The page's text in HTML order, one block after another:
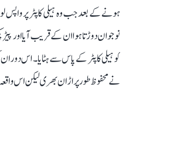
ہونے کے بعد جب وہ ہیلی کاپٹر پر واپس
نوجوان دوڑتا ہوا ان کے قریب آیا اور
کو ہیلی کاپٹر کے پاس سے ہٹایا۔ اس دوران
نے محفوظ طور پر اڑان بھری لیکن اس